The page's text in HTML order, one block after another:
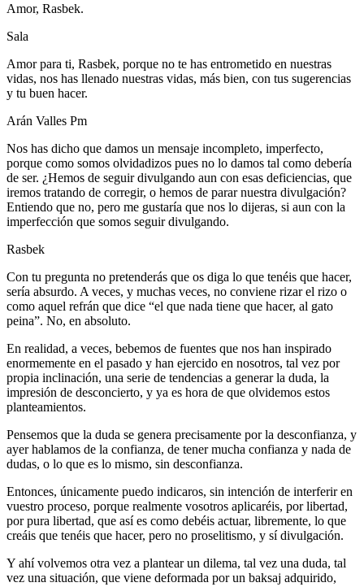
Amor, Rasbek.
Sala
Amor para ti, Rasbek, porque no te has entrometido en nuestras
vidas, nos has llenado nuestras vidas, más bien, con tus sugerencias
y tu buen hacer.
Arán Valles Pm
Nos has dicho que damos un mensaje incompleto, imperfecto,
porque como somos olvidadizos pues no lo damos tal como debería
de ser. ¿Hemos de seguir divulgando aun con esas deficiencias, que
iremos tratando de corregir, o hemos de parar nuestra divulgación?
Entiendo que no, pero me gustaría que nos lo dijeras, si aun con la
imperfección que somos seguir divulgando.
Rasbek
Con tu pregunta no pretenderás que os diga lo que tenéis que hacer,
sería absurdo. A veces, y muchas veces, no conviene rizar el rizo o
como aquel refrán que dice “el que nada tiene que hacer, al gato
peina”. No, en absoluto.
En realidad, a veces, bebemos de fuentes que nos han inspirado
enormemente en el pasado y han ejercido en nosotros, tal vez por
propia inclinación, una serie de tendencias a generar la duda, la
impresión de desconcierto, y ya es hora de que olvidemos estos
planteamientos.
Pensemos que la duda se genera precisamente por la desconfianza, y
ayer hablamos de la confianza, de tener mucha confianza y nada de
dudas, o lo que es lo mismo, sin desconfianza.
Entonces, únicamente puedo indicaros, sin intención de interferir en
vuestro proceso, porque realmente vosotros aplicaréis, por libertad,
por pura libertad, que así es como debéis actuar, libremente, lo que
creáis que tenéis que hacer, pero no proselitismo, y sí divulgación.
Y ahí volvemos otra vez a plantear un dilema, tal vez una duda, tal
vez una situación, que viene deformada por un baksaj adquirido,